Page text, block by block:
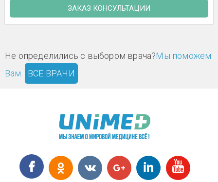
ЗАКАЗ КОНСУЛЬТАЦИИ
Не определились с выбором врача?Мы поможем
Вам. ВСЕ ВРАЧИ